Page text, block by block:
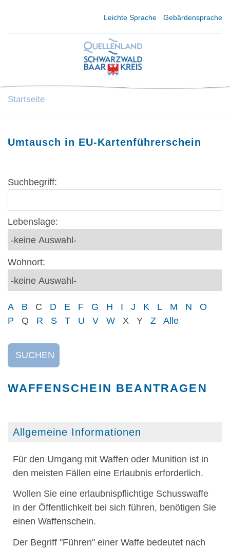
Leichte Sprache Gebärdensprache
Startseite
Umtausch in EU-Kartenführerschein
Suchbegriff:
Lebenslage:
Wohnort:
A B C D E F G H I J K L M N
O
P
Q R S T U V W X Y Z Alle
SUCHEN
WAFFENSCHEIN BEANTRAGEN
Allgemeine Informationen
Für den Umgang mit Waffen oder Munition ist in
den meisten Fällen eine Erlaubnis erforderlich.
Wollen Sie eine erlaubnispflichtige Schusswaffe
in der Öffentlichkeit bei sich führen, benötigen Sie
einen Waffenschein.
Der Begriff "Führen" einer Waffe bedeutet nach